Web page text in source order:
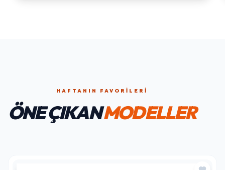
HAFTANIN FAVORILERI
ÖNE ÇIKANMODELLER